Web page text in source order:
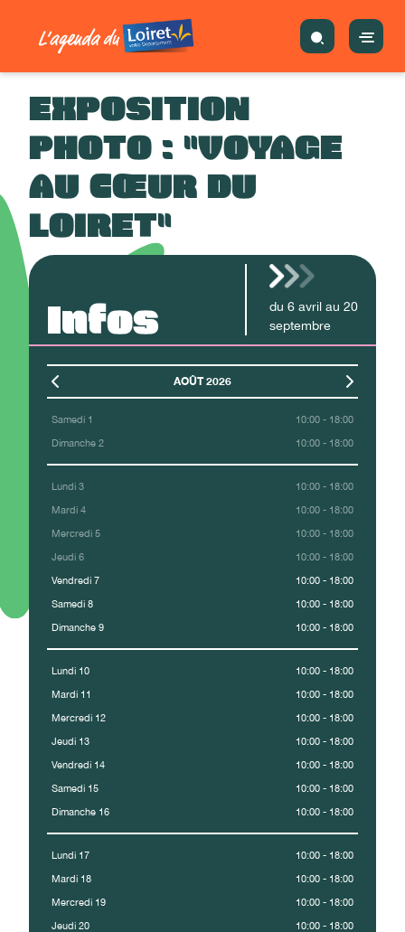
EXPOSITION
PHOTO : "VOYAGE
AU CŒUR DU
LOIRET"
Infos du 6 avril au 20
septembre
AOÛT 2026
Samedi 1 10:00 - 18:00
Dimanche 2 10:00 - 18:00
Lundi 3 10:00 - 18:00
Mardi 4 10:00 - 18:00
Mercredi 5 10:00 - 18:00
Jeudi 6 10:00 - 18:00
Vendredi 7 10:00 - 18:00
Samedi 8 10:00 - 18:00
Dimanche 9 10:00 - 18:00
Lundi 10 10:00 - 18:00
Mardi 11 10:00 - 18:00
Mercredi 12 10:00 - 18:00
Jeudi 13 10:00 - 18:00
Vendredi 14 10:00 - 18:00
Samedi 15 10:00 - 18:00
Dimanche 16 10:00 - 18:00
Lundi 17 10:00 - 18:00
Mardi 18 10:00 - 18:00
Mercredi 19 10:00 - 18:00
Jeudi 20 10:00 - 18:00